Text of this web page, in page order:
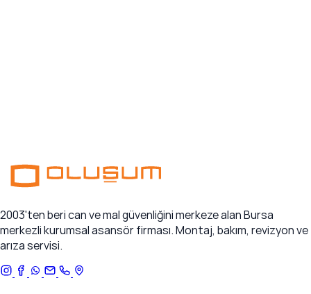
2003'ten beri can ve mal güvenliğini merkeze alan Bursa
merkezli kurumsal asansör firması. Montaj, bakım, revizyon ve
arıza servisi.